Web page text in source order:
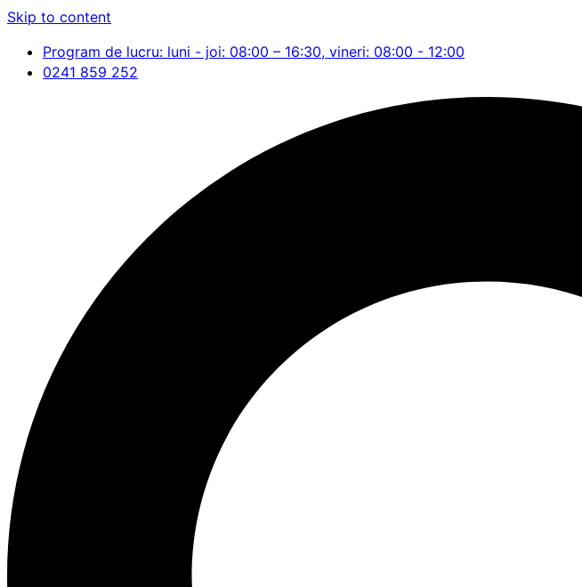
Skip to content
Program de lucru: luni - joi: 08:00 – 16:30, vineri: 08:00 - 12:00
0241 859 252